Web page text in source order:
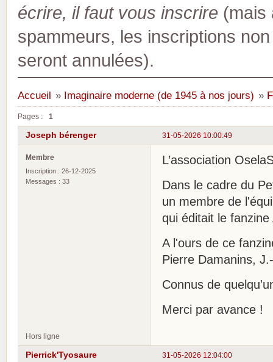
écrire, il faut vous inscrire (mais
spammeurs, les inscriptions
seront annulées).
Accueil » Imaginaire moderne (de 1945 à nos jours) »
Pages : 1
31-05-2026 10:00:49
Joseph bérenger
Membre
Inscription : 26-12-2025
Messages : 33
L’association
Dans le cadre du
un membre de
qui éditait le fanzine
A l'ours de ce
Pierre Damanins,
Connus de
Merci par avance !
Hors ligne
31-05-2026 12:04:00
Pierrick'Tyosaure